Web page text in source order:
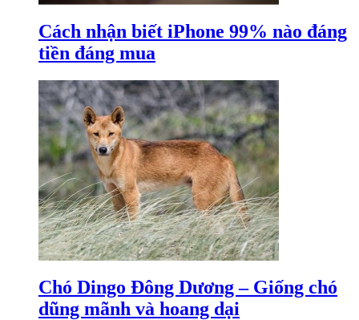
Cách nhận biết iPhone 99% nào đáng
tiền đáng mua
Chó Dingo Đông Dương – Giống chó
dũng mãnh và hoang dại